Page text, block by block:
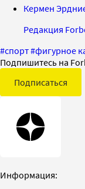
Кермен
Редакция
#спорт#фигурное
Подпишитесь на
Подписаться
Информация: